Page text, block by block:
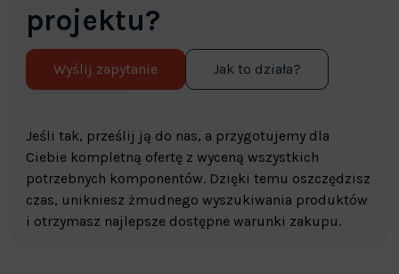
projektu?
Wyślij zapytanie Jak to działa?
Jeśli tak, prześlij ją do nas, a przygotujemy dla
Ciebie kompletną ofertę z wyceną wszystkich
potrzebnych komponentów. Dzięki temu oszczędzisz
czas, unikniesz żmudnego wyszukiwania produktów
i otrzymasz najlepsze dostępne warunki zakupu.